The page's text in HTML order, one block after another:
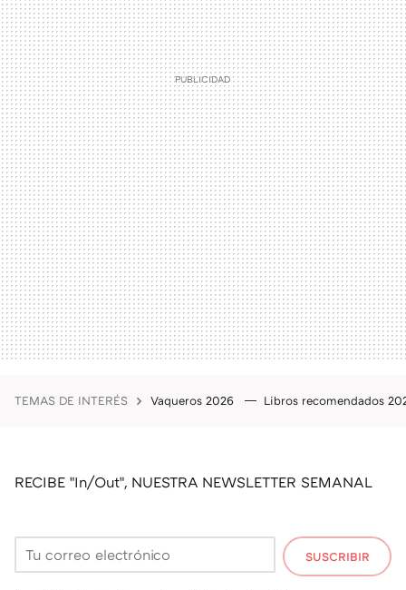
TEMAS DE INTERÉS Vaqueros 2026 Libros recomendados
RECIBE "In/Out", NUESTRA NEWSLETTER SEMANAL
SUSCRIBIR